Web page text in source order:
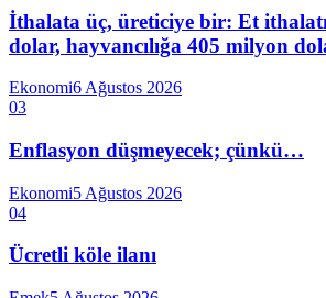
İthalata üç, üreticiye bir: Et
dolar, hayvancılığa 405 milyon
Ekonomi6 Ağustos 2026
03
Enflasyon düşmeyecek; çünkü…
Ekonomi5 Ağustos 2026
04
Ücretli köle ilanı